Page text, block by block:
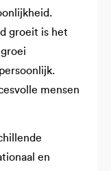
groeit is het
mensen
en